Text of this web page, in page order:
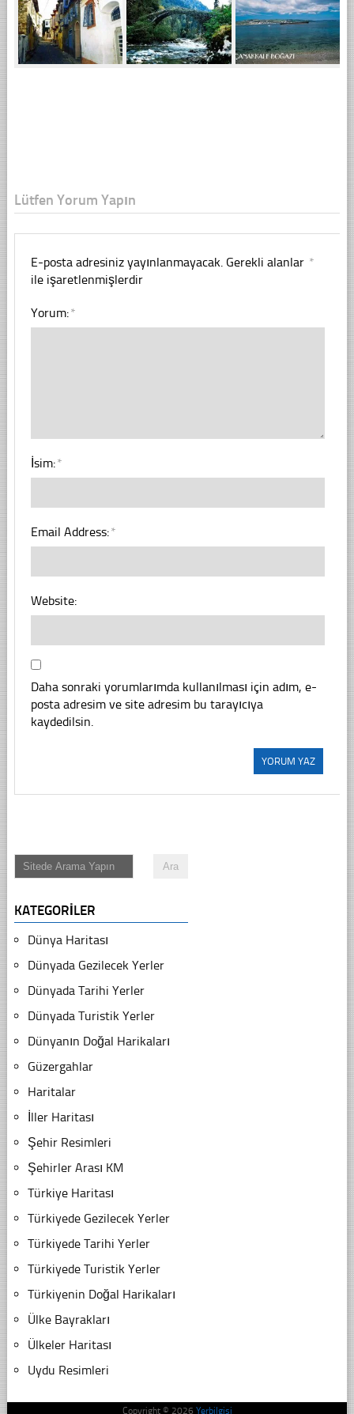
Lütfen Yorum Yapın
E-posta adresiniz yayınlanmayacak. Gerekli alanlar *
ile işaretlenmişlerdir
Yorum:*
İsim:*
Email Address:*
Website:
Daha sonraki yorumlarımda kullanılması için adım, e-
posta adresim ve site adresim bu tarayıcıya
kaydedilsin.
KATEGORILER
Dünya Haritası
Dünyada Gezilecek Yerler
Dünyada Tarihi Yerler
Dünyada Turistik Yerler
Dünyanın Doğal Harikaları
Güzergahlar
Haritalar
İller Haritası
Şehir Resimleri
Şehirler Arası KM
Türkiye Haritası
Türkiyede Gezilecek Yerler
Türkiyede Tarihi Yerler
Türkiyede Turistik Yerler
Türkiyenin Doğal Harikaları
Ülke Bayrakları
Ülkeler Haritası
Uydu Resimleri
Copyright © 2026 Yerbilgisi